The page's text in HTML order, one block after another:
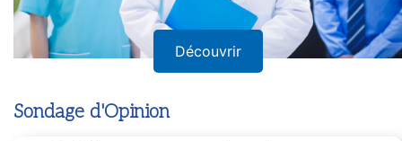
Découvrir
Sondage d'Opinion